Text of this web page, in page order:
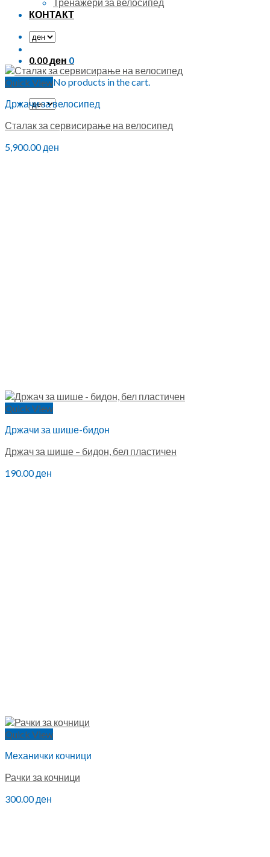
КОНТАКТ
0.00 ден 0
No products in the cart.
Quick View
Држачи за велосипед
Сталак за сервисирање на велосипед
5,900.00ден
Quick View
Држачи за шише-бидон
Држач за шише – бидон, бел пластичен
190.00ден
Quick View
Механички кочници
Рачки за кочници
300.00ден